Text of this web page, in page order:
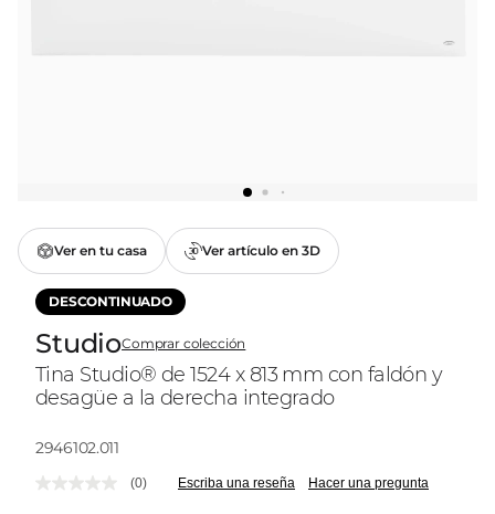
Ver en tu casa Ver artículo en 3D
DESCONTINUADO
StudioComprar colección
Tina Studio® de 1524 x 813 mm con faldón y
desagüe a la derecha integrado
Modelo:
2946102.011
Sin
(0) Escriba una reseña Hacer una pregunta